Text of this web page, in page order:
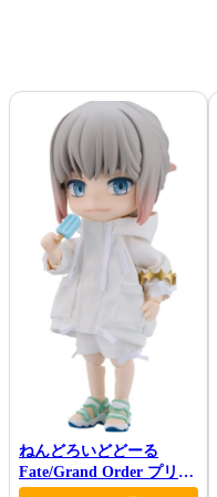
ねんどろいどどーる
Fate/Grand Order プリテ
ンダー/オベロン 爽やかサ